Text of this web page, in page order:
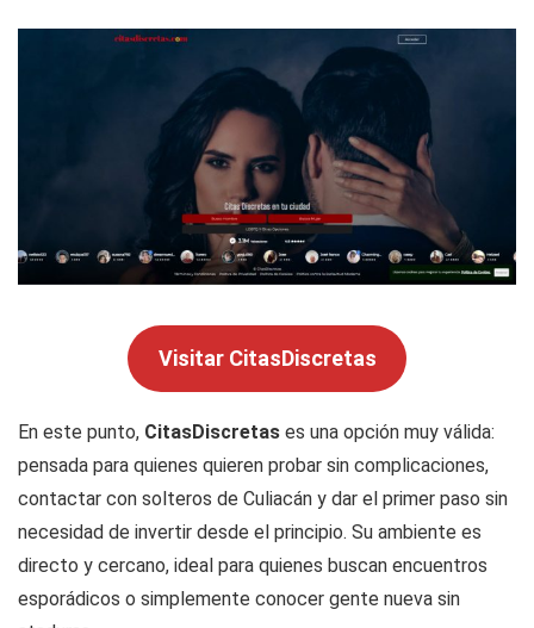
Visitar CitasDiscretas
En este punto, CitasDiscretas es una opción muy válida:
pensada para quienes quieren probar sin complicaciones,
contactar con solteros de Culiacán y dar el primer paso sin
necesidad de invertir desde el principio. Su ambiente es
directo y cercano, ideal para quienes buscan encuentros
esporádicos o simplemente conocer gente nueva sin